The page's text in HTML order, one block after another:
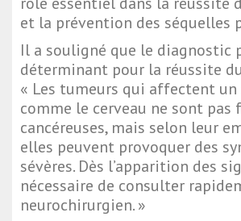
et la prévention des séquelles
Il a souligné que le diagnostic
déterminant pour la réussite
« Les tumeurs qui affectent
comme le cerveau ne sont pas
cancéreuses, mais selon leur
elles peuvent provoquer des
sévères. Dès l’apparition des
nécessaire de consulter
neurochirurgien. »